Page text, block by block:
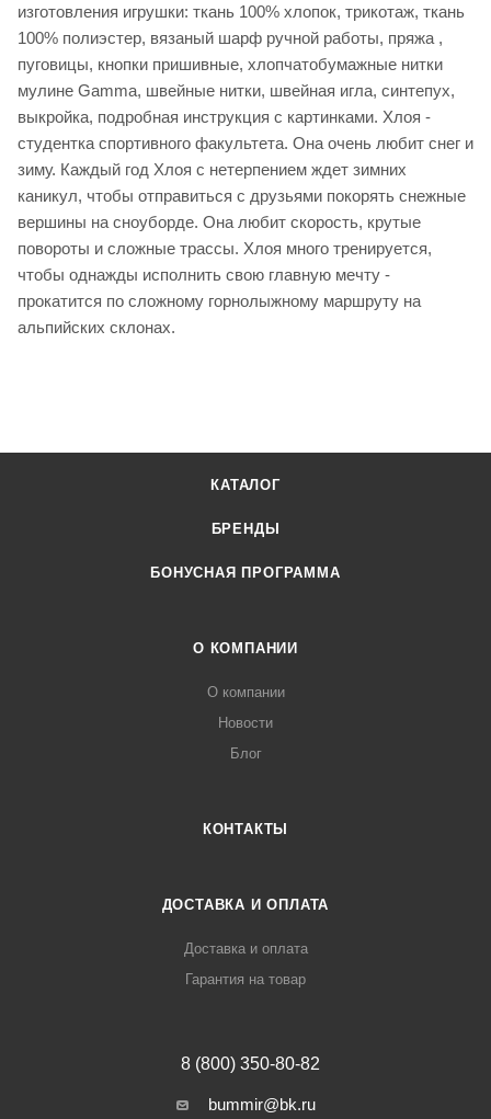
изготовления игрушки: ткань 100% хлопок, трикотаж, ткань
100% полиэстер, вязаный шарф ручной работы, пряжа ,
пуговицы, кнопки пришивные, хлопчатобумажные нитки
мулине Gamma, швейные нитки, швейная игла, синтепух,
выкройка, подробная инструкция с картинками. Хлоя -
студентка спортивного факультета. Она очень любит снег и
зиму. Каждый год Хлоя с нетерпением ждет зимних
каникул, чтобы отправиться с друзьями покорять снежные
вершины на сноуборде. Она любит скорость, крутые
повороты и сложные трассы. Хлоя много тренируется,
чтобы однажды исполнить свою главную мечту -
прокатится по сложному горнолыжному маршруту на
альпийских склонах.
КАТАЛОГ
БРЕНДЫ
БОНУСНАЯ ПРОГРАММА
О КОМПАНИИ
О компании
Новости
Блог
КОНТАКТЫ
ДОСТАВКА И ОПЛАТА
Доставка и оплата
Гарантия на товар
8 (800) 350-80-82
bummir@bk.ru